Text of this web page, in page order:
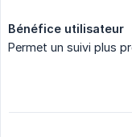
Bénéfice utilisateur
Permet un suivi plus